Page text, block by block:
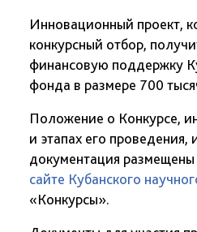
Инновационный проект,
конкурсный отбор,
финансовую поддержку
фонда в размере 700
Положение о Конкурсе,
и этапах его проведения,
документация размещены
сайте Кубанского
«Конкурсы».